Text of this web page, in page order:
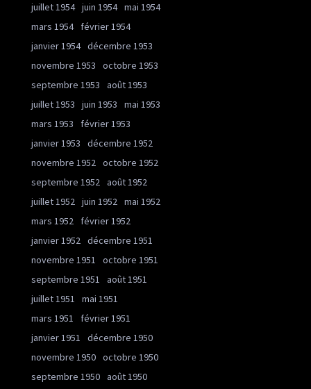
juillet 1954 juin 1954 mai 1954
mars 1954
février 1954
janvier 1954 décembre 1953
novembre 1953
octobre 1953
septembre 1953
août 1953
juillet 1953
juin 1953
mai 1953
mars 1953
février 1953
janvier 1953
décembre 1952
novembre 1952 octobre 1952
septembre 1952 août 1952
juillet 1952 juin 1952 mai 1952
mars 1952
février 1952
janvier 1952 décembre 1951
novembre 1951
octobre 1951
septembre 1951
août 1951
juillet 1951
mai 1951
mars 1951
février 1951
janvier 1951
décembre 1950
novembre 1950 octobre 1950
septembre 1950 août 1950